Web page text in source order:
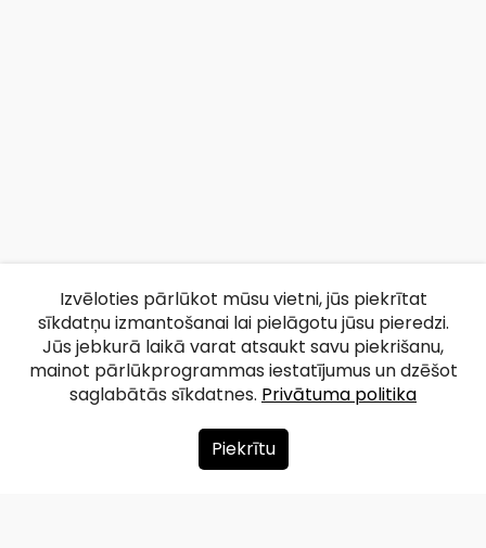
Par mums
Izvēloties pārlūkot mūsu vietni, jūs piekrītat
sīkdatņu izmantošanai lai pielāgotu jūsu pieredzi.
Jūs jebkurā laikā varat atsaukt savu piekrišanu,
mainot pārlūkprogrammas iestatījumus un dzēšot
saglabātās sīkdatnes. Privātuma politika
Piekrītu